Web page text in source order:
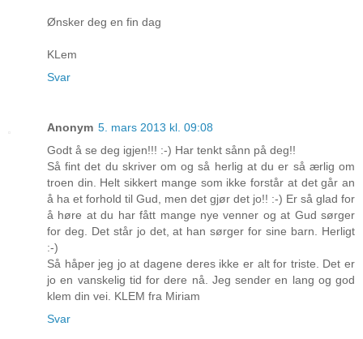
Ønsker deg en fin dag
KLem
Svar
Anonym 5. mars 2013 kl. 09:08
Godt å se deg igjen!!! :-) Har tenkt sånn på deg!!
Så fint det du skriver om og så herlig at du er så ærlig om
troen din. Helt sikkert mange som ikke forstår at det går an
å ha et forhold til Gud, men det gjør det jo!! :-) Er så glad for
å høre at du har fått mange nye venner og at Gud sørger
for deg. Det står jo det, at han sørger for sine barn. Herligt
:-)
Så håper jeg jo at dagene deres ikke er alt for triste. Det er
jo en vanskelig tid for dere nå. Jeg sender en lang og god
klem din vei. KLEM fra Miriam
Svar